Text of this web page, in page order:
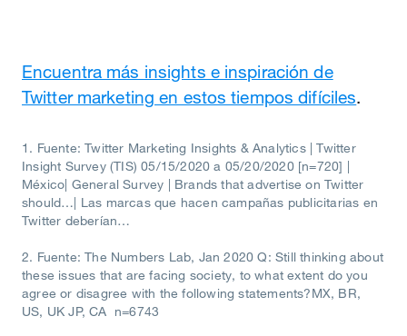
Encuentra más insights e inspiración de
Twitter marketing en estos tiempos difíciles.
1. Fuente: Twitter Marketing Insights & Analytics | Twitter
Insight Survey (TIS) 05/15/2020 a 05/20/2020 [n=720] |
México| General Survey | Brands that advertise on Twitter
should…| Las marcas que hacen campañas publicitarias en
Twitter deberían…
2. Fuente: The Numbers Lab, Jan 2020 Q: Still thinking about
these issues that are facing society, to what extent do you
agree or disagree with the following statements?MX, BR,
US, UK JP, CA n=6743